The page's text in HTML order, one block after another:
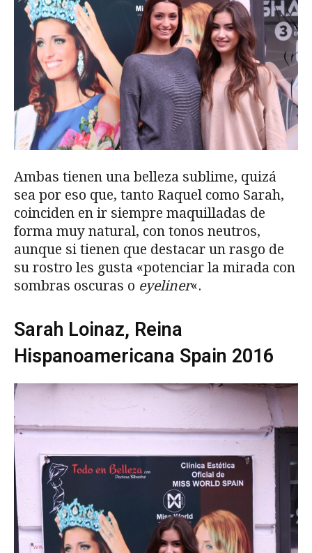
Ambas tienen una belleza sublime, quizá
sea por eso que, tanto Raquel como Sarah,
coinciden en ir siempre maquilladas de
forma muy natural, con tonos neutros,
aunque si tienen que destacar un rasgo de
su rostro les gusta «potenciar la mirada con
sombras oscuras o eyeliner«.
Sarah Loinaz, Reina
Hispanoamericana Spain 2016